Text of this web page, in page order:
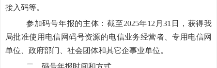
接入码等。
参加码号年报的主体：截至2025年12 月31 日，获得我
局批准使用电信网码号资源的电信业务经营者、专用电信网
单位、政府部门、社会团体和其它企事业单位。
二、码号年报时间和方式